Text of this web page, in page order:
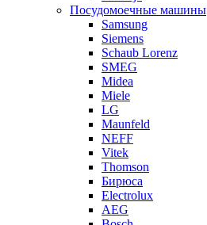
Посудомоечные машины
Samsung
Siemens
Schaub Lorenz
SMEG
Midea
Miele
LG
Maunfeld
NEFF
Vitek
Thomson
Бирюса
Electrolux
AEG